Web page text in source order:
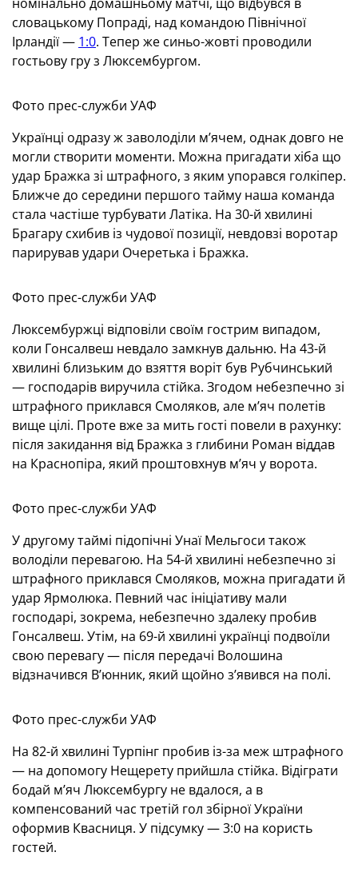
словацькому Попраді, над командою Північної
Ірландії — 1:0. Тепер же синьо-жовті проводили
гостьову гру з Люксембургом.
Фото прес-служби УАФ
Українці одразу ж заволоділи м’ячем, однак довго не
могли створити моменти. Можна пригадати хіба що
удар Бражка зі штрафного, з яким упорався голкіпер.
Ближче до середини першого тайму наша команда
стала частіше турбувати Латіка. На 30-й хвилині
Брагару схибив із чудової позиції, невдовзі воротар
парирував удари Очеретька і Бражка.
Фото прес-служби УАФ
Люксембуржці відповіли своїм гострим випадом,
коли Гонсалвеш невдало замкнув дальню. На 43-й
хвилині близьким до взяття воріт був Рубчинський
— господарів виручила стійка. Згодом небезпечно зі
штрафного приклався Смоляков, але м’яч полетів
вище цілі. Проте вже за мить гості повели в рахунку:
після закидання від Бражка з глибини Роман віддав
на Краснопіра, який проштовхнув м’яч у ворота.
Фото прес-служби УАФ
У другому таймі підопічні Унаї Мельгоси також
володіли перевагою. На 54-й хвилині небезпечно зі
штрафного приклався Смоляков, можна пригадати й
удар Ярмолюка. Певний час ініціативу мали
господарі, зокрема, небезпечно здалеку пробив
Гонсалвеш. Утім, на 69-й хвилині українці подвоїли
свою перевагу — після передачі Волошина
відзначився В’юнник, який щойно з’явився на полі.
Фото прес-служби УАФ
На 82-й хвилині Турпінг пробив із-за меж штрафного
— на допомогу Нещерету прийшла стійка. Відіграти
бодай м’яч Люксембургу не вдалося, а в
компенсований час третій гол збірної України
оформив Квасниця. У підсумку — 3:0 на користь
гостей.